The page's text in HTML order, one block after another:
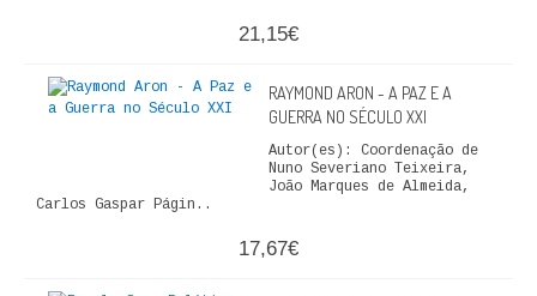
21,15€
RAYMOND ARON - A PAZ E A
GUERRA NO SÉCULO XXI
Autor(es): Coordenação de
Nuno Severiano Teixeira,
João Marques de Almeida,
Carlos Gaspar Págin..
17,67€